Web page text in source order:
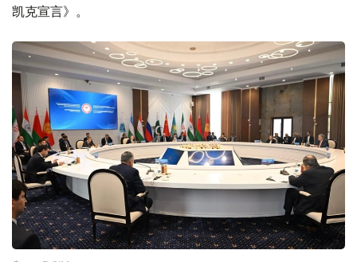
凯克宣言》。